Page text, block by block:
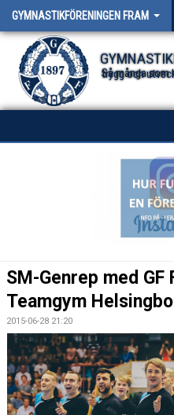
GYMNASTIKFÖRENINGEN FRAM
Så många som möjligt - Så länge som
NYHETER FÖR ALLA TRUPPER
SM-Genrep med GF
Teamgym
2015-06-28 21:20